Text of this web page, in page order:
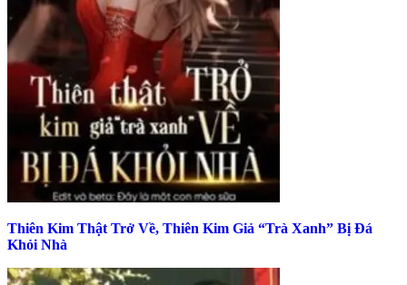
Thiên Kim Thật Trở Về, Thiên Kim Giả “Trà Xanh” Bị Đá
Khỏi Nhà